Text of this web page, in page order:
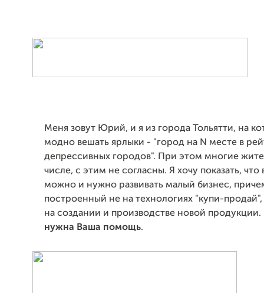
Меня зовут Юрий, и я из города Тольятти, на
модно вешать ярлыки - "город на N месте в
депрессивных городов". При этом многие
числе, с этим не согласны. Я хочу показать, что
можно и нужно развивать малый бизнес,
построенный не на технологиях "купи-
на создании и производстве новой
нужна Ваша помощь.